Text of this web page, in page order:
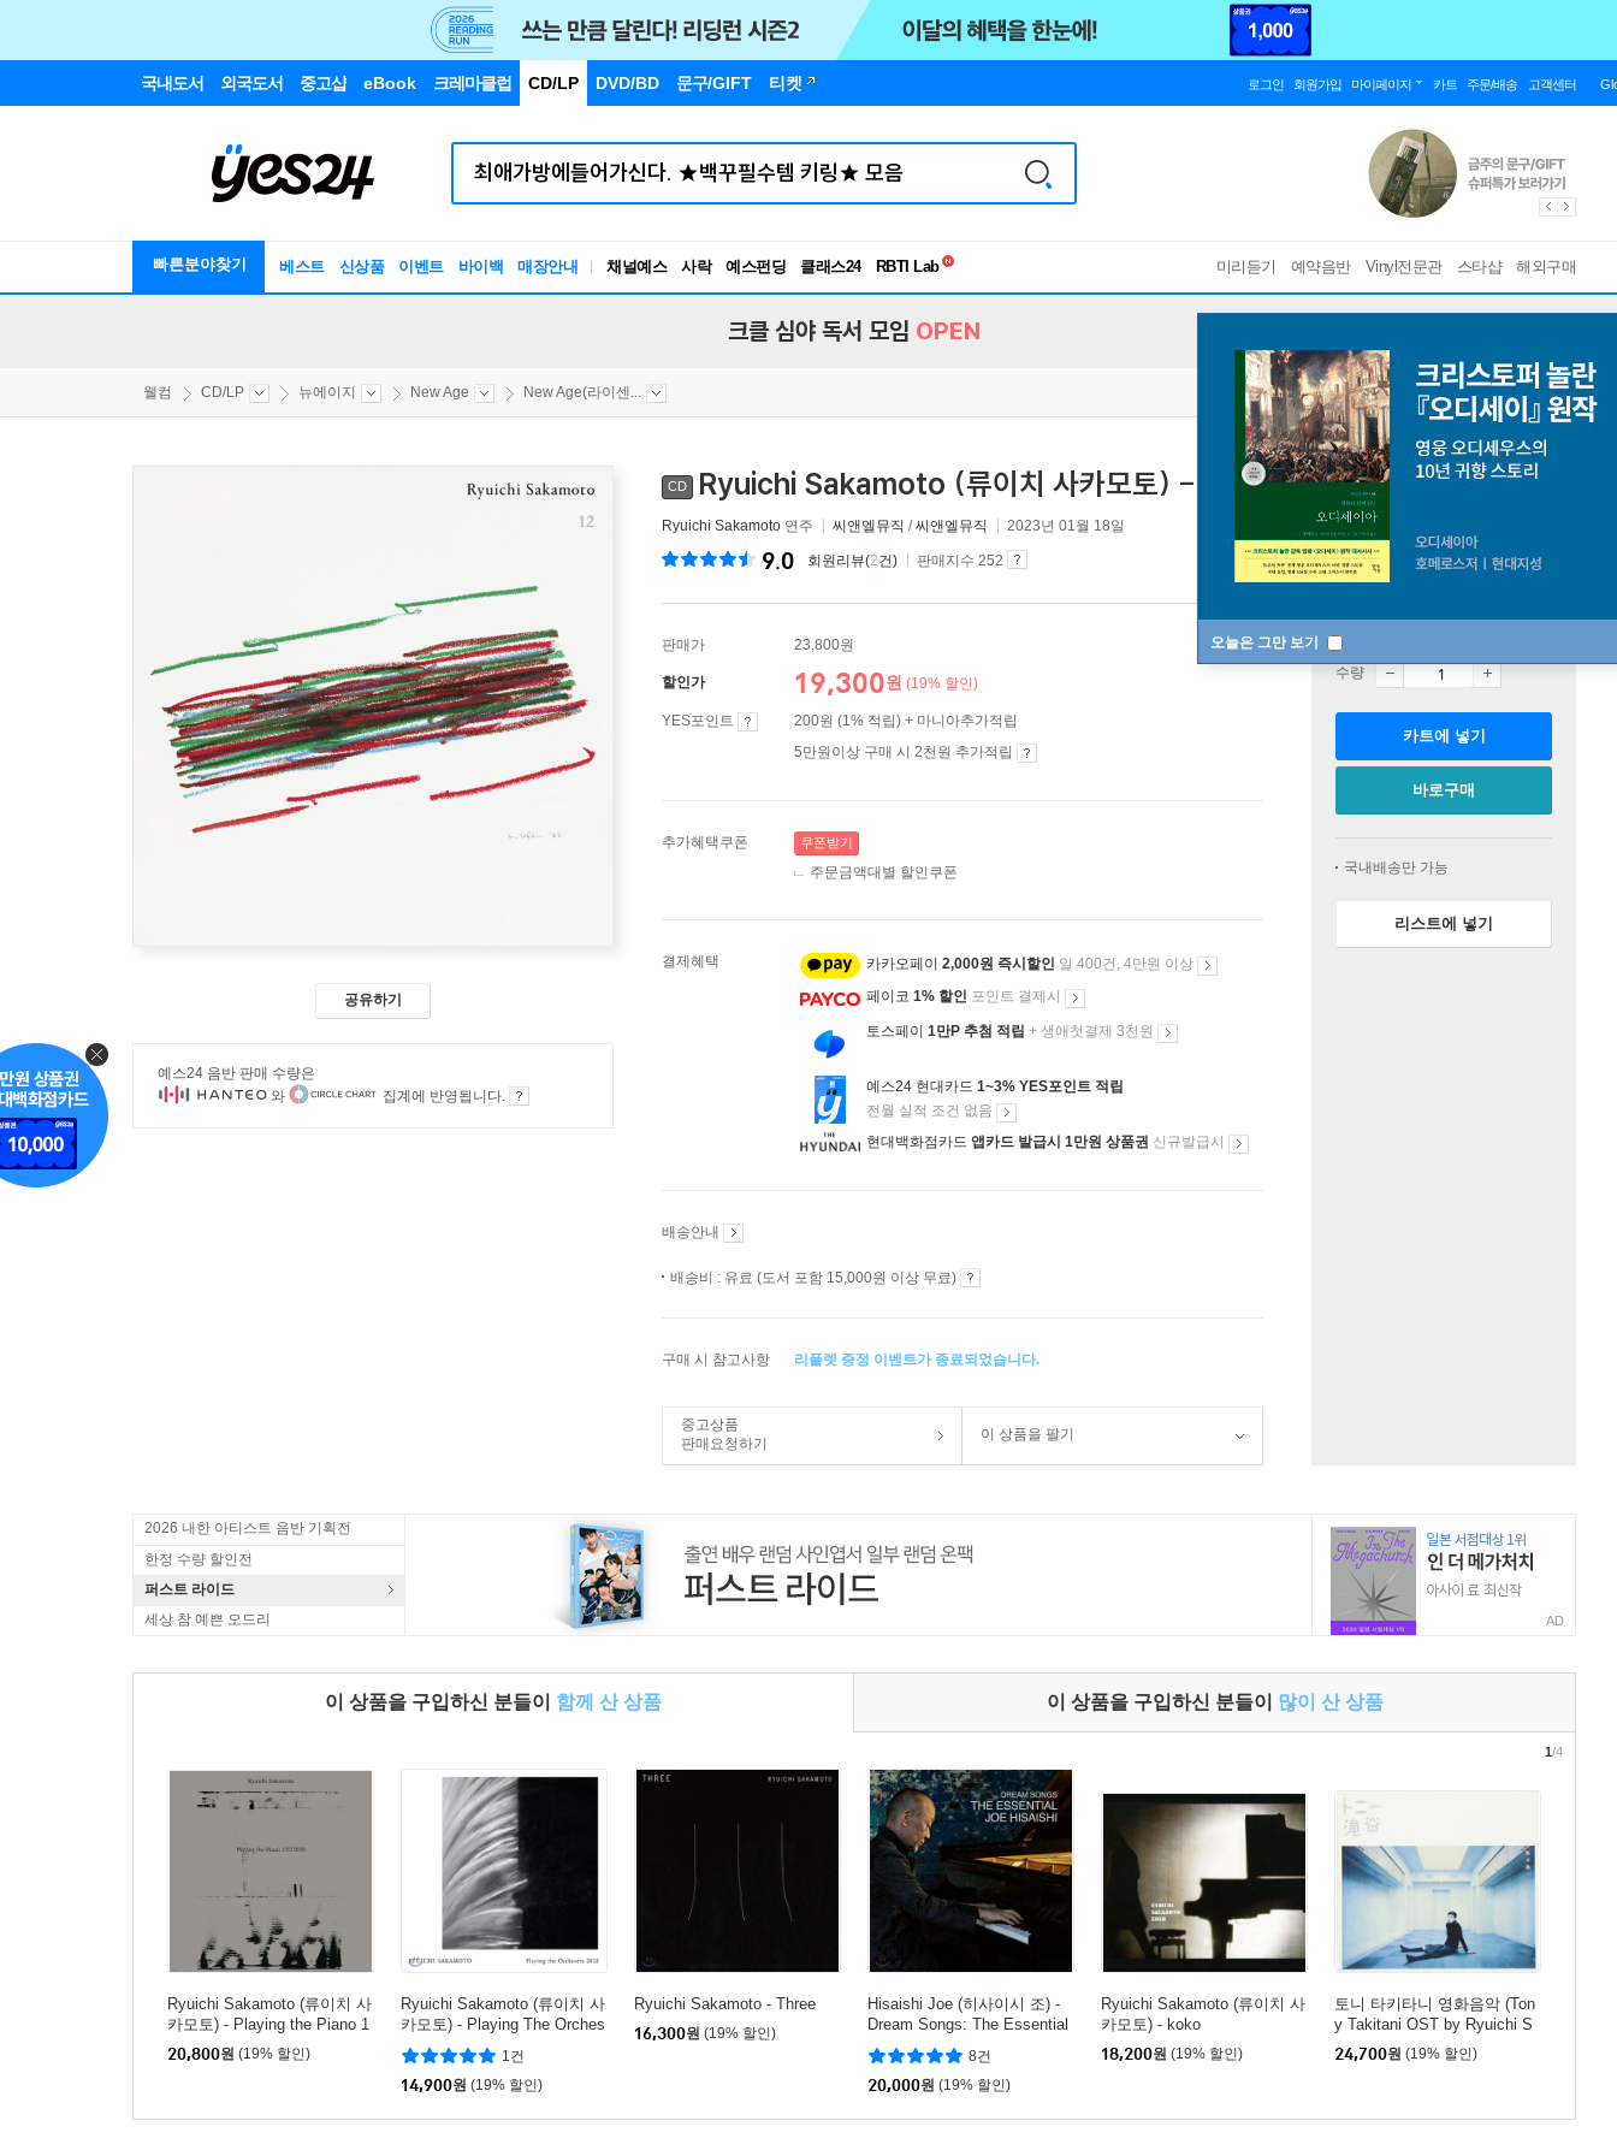
국내도서 외국도서 중고샵 eBook 크레마클럽 CD/LP DVD/BD 문구/GIFT 티켓 로그인 회원가입 마이페이지 카트 주문/배송 고객센터
빠른분야찾기 베스트 신상품 이벤트 바이백 매장안내 채널예스 사락 예스펀딩 클래스24
독서유형검사
미리듣기 예약음반 Vinyl전문관 스타샵 해외구매
오늘은 그만 보기
크클 심야 독서 모임 OPEN
웰컴 CD/LP 뉴에이지 New Age New Age(라이센...
공유하기
예스24 음반 판매 수량은
와
집계에 반영됩니다.
CD Ryuichi Sakamoto (류이치 사카모토) - 12
Ryuichi Sakamoto 연주 씨앤엘뮤직 /씨앤엘뮤직 2023년 01월 18일
9.0 회원리뷰(2건) 판매지수 252
판매가 23,800원
할인가 19,300원 (19% 할인)
YES포인트
200원 (1% 적립) + 마니아추가적립
5만원이상 구매 시 2천원 추가적립
추가혜택쿠폰 쿠폰받기
주문금액대별 할인쿠폰
결제혜택 카카오페이 2,000원 즉시할인 일 400건, 4만원 이상
페이코 1% 할인 포인트 결제시
토스페이 1만P 추첨 적립 + 생애첫결제 3천원
예스24 현대카드 1~3% YES포인트 적립
전월 실적 조건 없음
현대백화점카드 앱카드 발급시 1만원 상품권 신규발급시
배송안내
배송비 : 유료 (도서 포함 15,000원 이상 무료)
구매 시 참고사항 리플렛 증정 이벤트가 종료되었습니다.
중고상품
판매요청하기
이 상품을 팔기
판매중
수량
카트에 넣기
바로구매
국내배송만 가능
리스트에 넣기
2026 내한 아티스트 음반 기획전
한정 수량 할인전
퍼스트 라이드
세상 참 예쁜 오드리
AD
이 상품을 구입하신 분들이 함께 산 상품 이 상품을 구입하신 분들이 많이 산 상품
Ryuichi Sakamoto (류이치 사
카모토) - Playing the Piano 1
2122020
20,800원 (19% 할인)
Ryuichi Sakamoto (류이치 사
카모토) - Playing The Orches
tra 2013
1건
14,900원 (19% 할인)
Ryuichi Sakamoto - Three
16,300원 (19% 할인)
Hisaishi Joe (히사이시 조) -
Dream Songs: The Essential
Joe Hisaishi
8건
20,000원 (19% 할인)
Ryuichi Sakamoto (류이치 사
카모토) - koko
18,200원 (19% 할인)
토니 타키타니 영화음악 (Ton
y Takitani OST by Ryuichi S
akamoto 류이치 사카모토)
24,700원 (19% 할인)
1/4